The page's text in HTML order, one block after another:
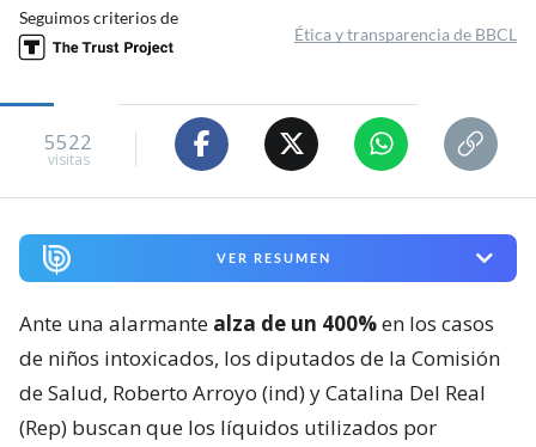
Seguimos criterios de
Ética y transparencia de BBCL
5522
visitas
VER RESUMEN
Ante una alarmante alza de un 400%en los casos
de niños intoxicados, los diputados de la Comisión
de Salud, Roberto Arroyo (ind) y Catalina Del Real
(Rep) buscan que los líquidos utilizados por